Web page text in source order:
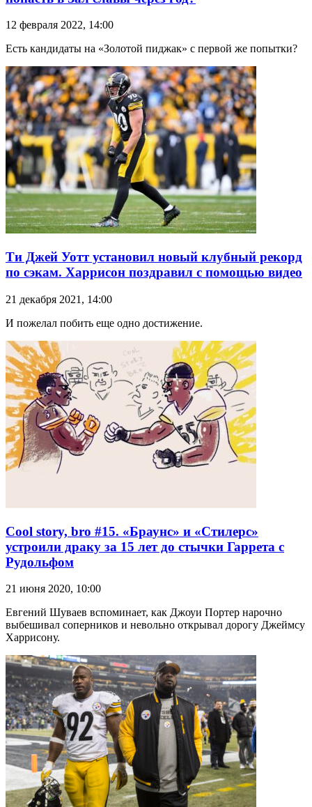
12 февраля 2022, 14:00
Есть кандидаты на «Золотой пиджак» с первой же попытки?
Ти Джей Уотт установил новый клубный рекорд
по сэкам. Харрисон поздравил с помощью видео
21 декабря 2021, 14:00
И пожелал побить еще одно достижение.
Cool story, bro #15. «Браунс» и «Стилерс»
устроили драку за 15 лет до стычки Гаррета с
Рудольфом
21 июня 2020, 10:00
Евгений Шуваев вспоминает, как Джоуи Портер нарочно
выбешивал соперников и невольно открывал дорогу Джеймсу
Харрисону.